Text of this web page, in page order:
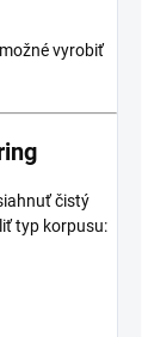
vyrobiť
čistý
typ korpusu: